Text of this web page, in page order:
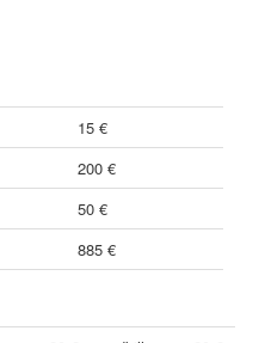
15 €
200 €
50 €
885 €